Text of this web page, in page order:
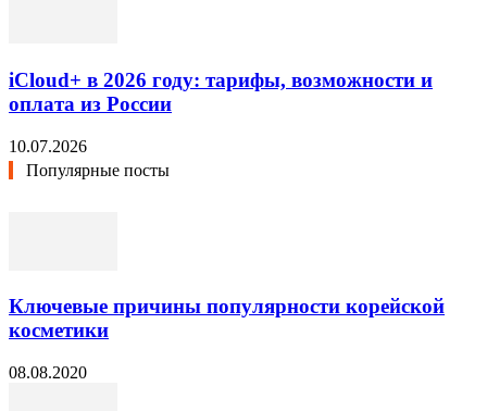
iCloud+ в 2026 году: тарифы, возможности и
оплата из России
10.07.2026
Популярные посты
Ключевые причины популярности корейской
косметики
08.08.2020